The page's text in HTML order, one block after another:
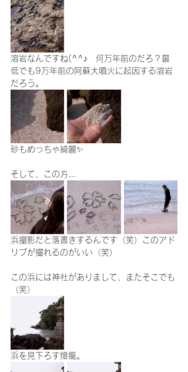
溶岩なんですね(^^♪　何万年前のだろ？最
低でも9万年前の阿蘇大噴火に起因する溶岩
だろう。
砂もめっちゃ綺麗✨
そして、この方…
浜撮影だと落書きするんです（笑）このアド
リブが撮れるのがいい（笑）
この浜には神社がありまして、またそこでも
（笑）
浜を見下ろす燈籠。